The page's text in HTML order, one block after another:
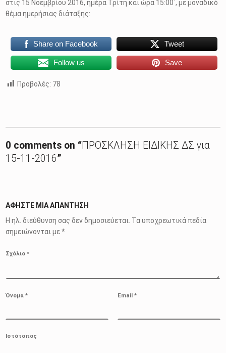
στις 15 Νοεμβρίου 2016, ημέρα Τρίτη και ώρα 15:00΄, με μοναδικό
θέμα ημερήσιας διάταξης:
Share on Facebook Tweet
Follow us Save
Προβολές: 78
0 comments on “ΠΡΟΣΚΛΗΣΗ ΕΙΔΙΚΗΣ ΔΣ για
15-11-2016”
ΑΦΉΣΤΕ ΜΙΑ ΑΠΆΝΤΗΣΗ
Η ηλ. διεύθυνση σας δεν δημοσιεύεται. Τα υποχρεωτικά πεδία
σημειώνονται με*
Σχόλιο*
Όνομα* Email *
Ιστότοπος